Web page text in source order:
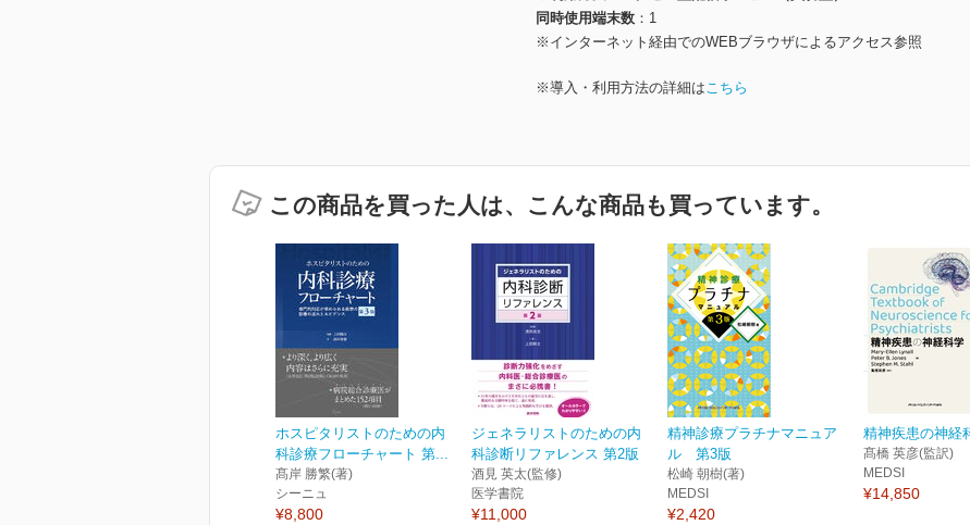
同時使用端末数
1
※インターネット経由でのWEBブラウザによるアクセス参照
※導入・利用方法の詳細はこちら
この商品を買った人は、こんな商品も買っています。
ホスピタリストのための内
科診療フローチャート 第...
髙岸 勝繁(著)
シーニュ
¥8,800
ジェネラリストのための内
科診断リファレンス 第2版
酒見 英太(監修)
医学書院
¥11,000
精神診療プラチナマニュア
ル 第3版
松崎 朝樹(著)
MEDSI
¥2,420
精神疾患の神経
髙橋 英彦(監訳)
MEDSI
¥14,850